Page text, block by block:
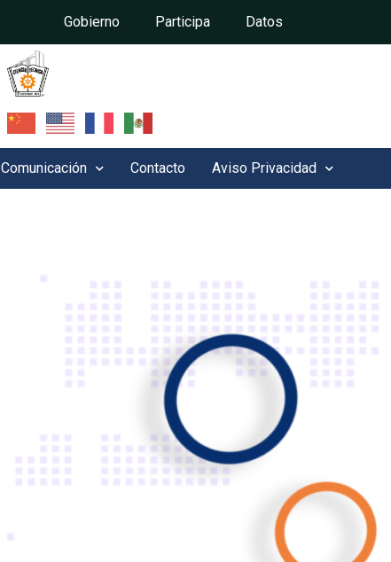
Gobierno Participa Datos
Comunicación Contacto Aviso Privacidad